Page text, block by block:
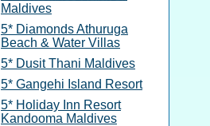
Maldives
5* Diamonds Athuruga
Beach & Water Villas
5* Dusit Thani Maldives
5* Gangehi Island Resort
5* Holiday Inn Resort
Kandooma Maldives